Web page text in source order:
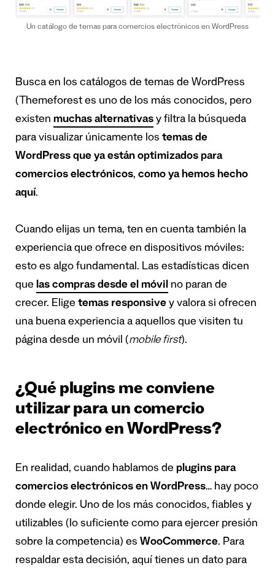
Un catálogo de temas para comercios electrónicos en WordPress
Busca en los catálogos de temas de WordPress
(Themeforest es uno de los más conocidos, pero
existen muchas alternativas y filtra la búsqueda
para visualizar únicamente los temas de
WordPress que ya están optimizados para
comercios electrónicos, como ya hemos hecho
aquí.
Cuando elijas un tema, ten en cuenta también la
experiencia que ofrece en dispositivos móviles:
esto es algo fundamental. Las estadísticas dicen
que las compras desde el móvil no paran de
crecer. Elige temas responsive y valora si ofrecen
una buena experiencia a aquellos que visiten tu
página desde un móvil (mobile first).
¿Qué plugins me conviene
utilizar para un comercio
electrónico en WordPress?
En realidad, cuando hablamos de plugins para
comercios electrónicos en WordPress… hay poco
donde elegir. Uno de los más conocidos, fiables y
utilizables (lo suficiente como para ejercer presión
sobre la competencia) es WooCommerce. Para
respaldar esta decisión, aquí tienes un dato para